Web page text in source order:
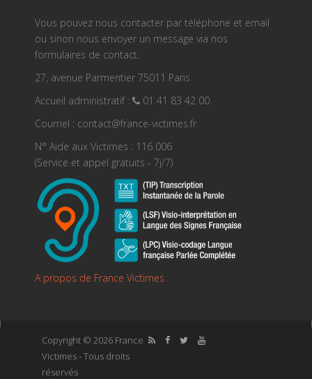
Vous pouvez nous contacter par téléphone et email
ou sinon nous envoyer un message via nos
formulaires de contact.
27, avenue Parmentier 75011 Paris
Accueil administratif :
01 41 83 42 00
Courriel : contact@france-victimes.fr
N° Aide aux Victimes : 116 006
(Service et appel gratuits - 7j/7)
A propos de France Victimes
Copyright © 2026 France
Victimes - Tous droits
réservés